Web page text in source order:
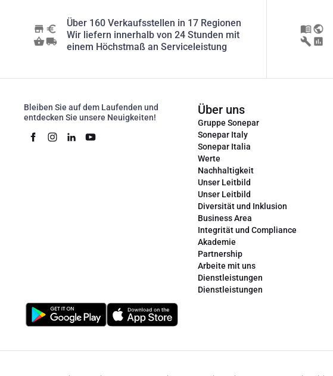
Über 160 Verkaufsstellen in 17 Regionen
Wir liefern innerhalb von 24 Stunden mit
einem Höchstmaß an Serviceleistung
Bleiben Sie auf dem Laufenden und
entdecken Sie unsere Neuigkeiten!
Über uns
Gruppe Sonepar
Sonepar Italy
Sonepar Italia
Werte
Nachhaltigkeit
Unser Leitbild
Unser Leitbild
Diversität und Inklusion
Business Area
Integrität und Compliance
Akademie
Partnership
Arbeite mit uns
Dienstleistungen
Dienstleistungen